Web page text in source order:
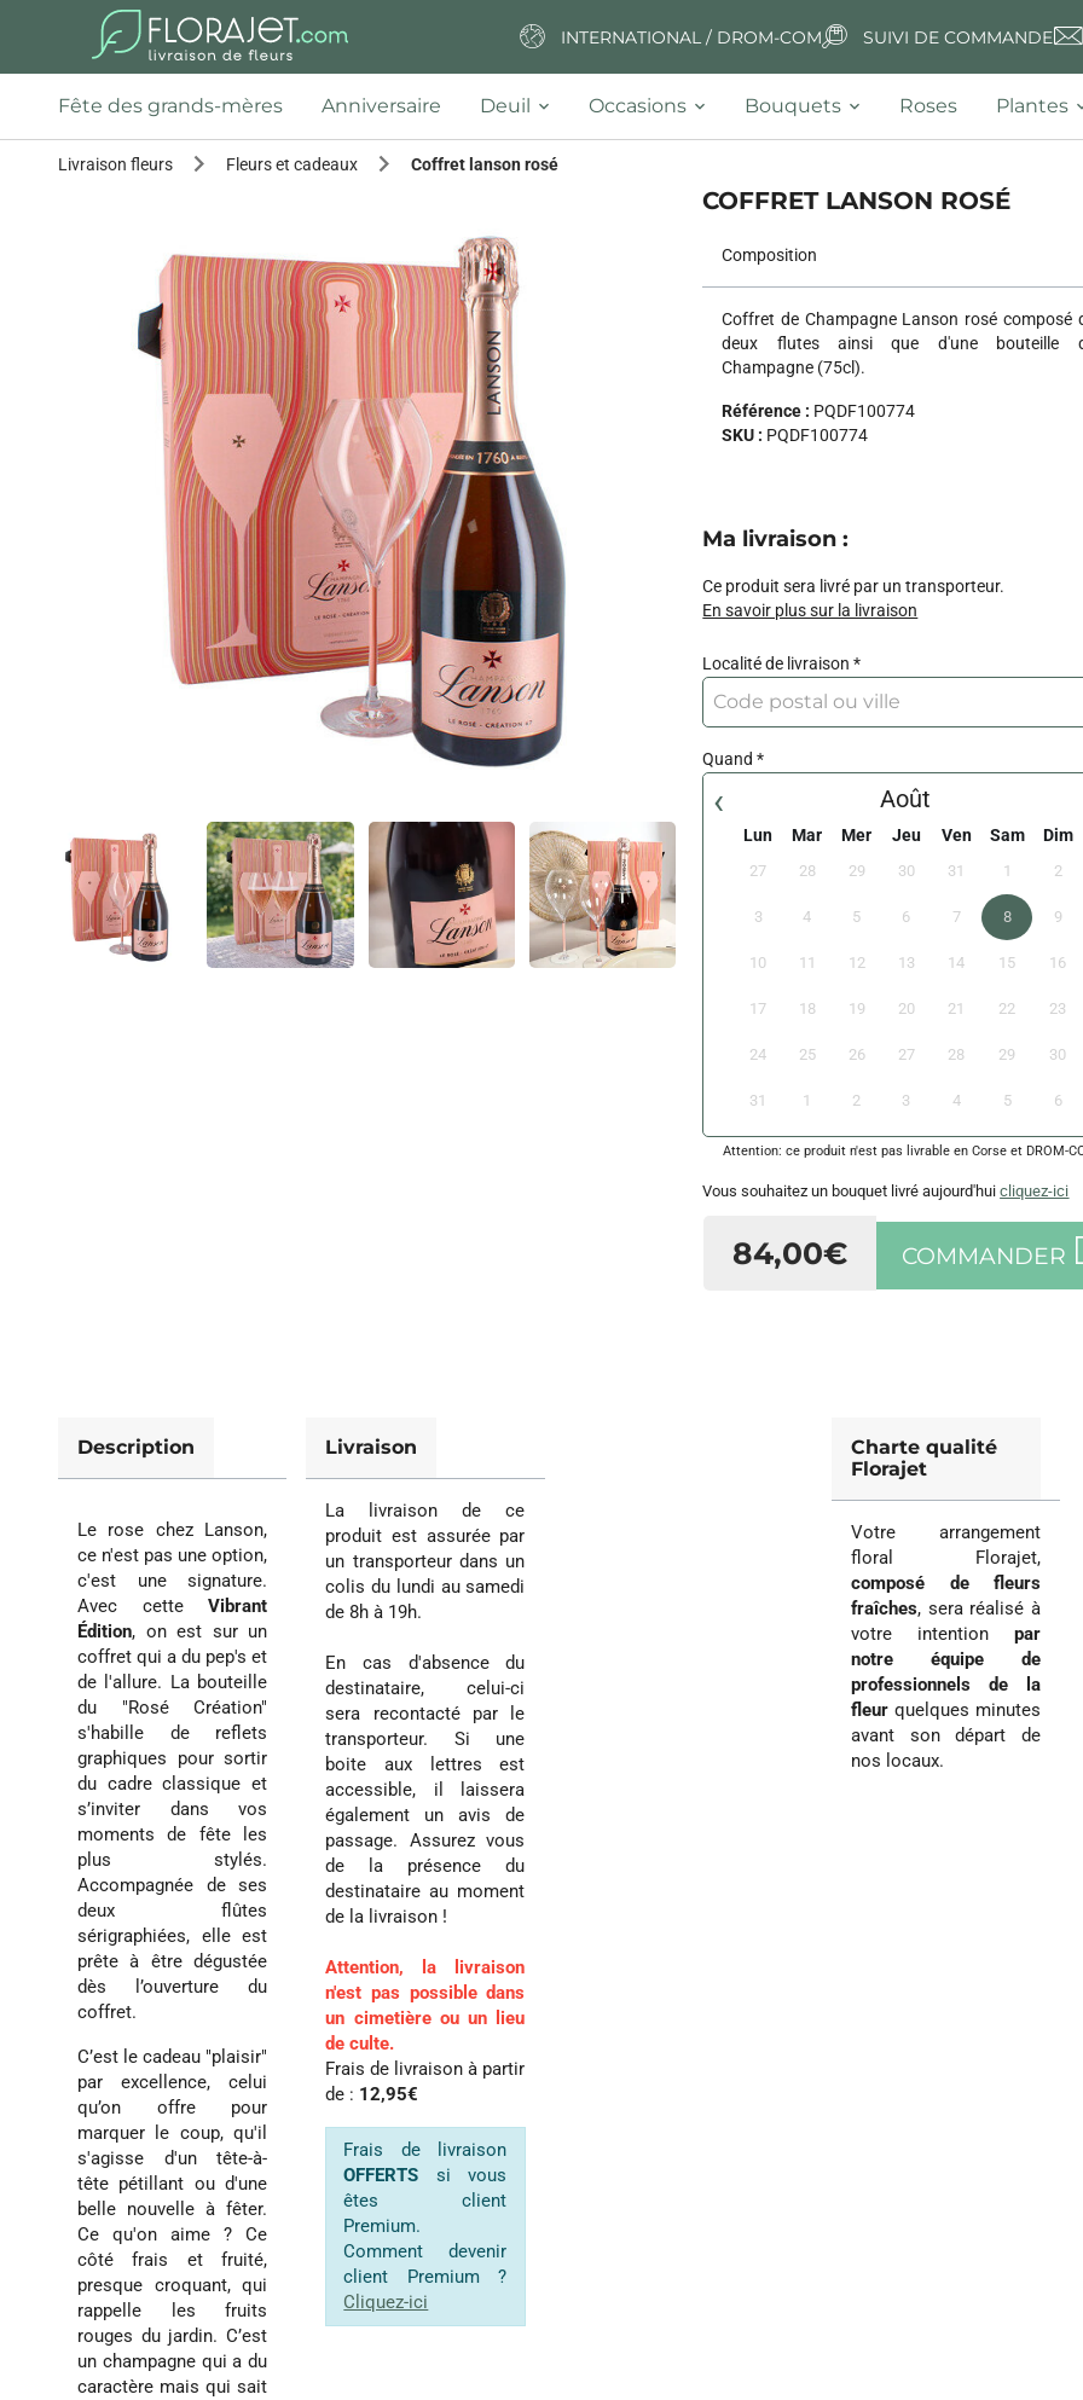
INTERNATIONAL / DROM-COM SUIVI DE COMMANDE
Fête des grands-mères Anniversaire Deuil Occasions Bouquets Roses Plantes
Livraison fleurs Fleurs et cadeaux Coffret lanson rosé
COFFRET LANSON ROSÉ
Composition
Coffret de Champagne Lanson rosé composé
deux flutes ainsi que d'une bouteille
Champagne (75cl).
Référence : PQDF100774
SKU : PQDF100774
Ma livraison :
Ce produit sera livré par un transporteur.
En savoir plus sur la livraison
Localité de livraison
Quand
‹ Août
Lun Mar Mer Jeu Ven Sam Dim
27 28 29 30 31 1 2
3 4 5 6 7 8 9
10 11 12 13 14 15 16
17 18 19 20 21 22 23
24 25 26 27 28 29 30
31 1 2 3 4 5 6
Attention: ce produit n'est pas livrable en Corse et DROM-
Vous souhaitez un bouquet livré aujourd'huicliquez-ici
84,00€ COMMANDER
Description
Le rose chez Lanson,
ce n'est pas une option,
c'est une signature.
Avec cette Vibrant
Édition, on est sur un
coffret qui a du pep's et
de l'allure. La bouteille
du "Rosé Création"
s'habille de reflets
graphiques pour sortir
du cadre classique et
s’inviter dans vos
moments de fête les
plus stylés.
Accompagnée de ses
deux flûtes
sérigraphiées, elle est
prête à être dégustée
dès l’ouverture du
coffret.
C’est le cadeau "plaisir"
par excellence, celui
qu’on offre pour
marquer le coup, qu'il
s'agisse d'un tête-à-
tête pétillant ou d'une
belle nouvelle à fêter.
Ce qu'on aime ? Ce
côté frais et fruité,
presque croquant, qui
rappelle les fruits
rouges du jardin. C’est
un champagne qui a du
caractère mais qui sait
Livraison
La livraison de ce
produit est assurée par
un transporteur dans un
colis du lundi au samedi
de 8h à 19h.
En cas d'absence du
destinataire, celui-ci
sera recontacté par le
transporteur. Si une
boite aux lettres est
accessible, il laissera
également un avis de
passage. Assurez vous
de la présence du
destinataire au moment
de la livraison !
Attention, la livraison
n'est pas possible dans
un cimetière ou un lieu
de culte.
Frais de livraison à partir
de : 12,95€
Frais de livraison
OFFERTS si vous
êtes client
Premium.
Comment devenir
client Premium ?
Cliquez-ici
Charte qualité
Florajet
Votre arrangement
floral Florajet,
composé de fleurs
fraîches, sera réalisé à
votre intention par
notre équipe de
professionnels de la
fleur quelques minutes
avant son départ de
nos locaux.